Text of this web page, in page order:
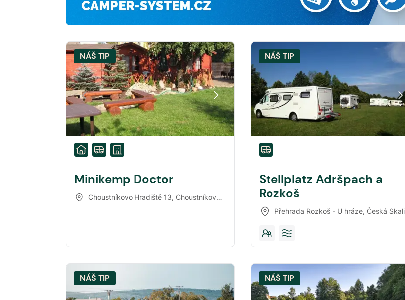
NÁŠ TIP
Minikemp Doctor
Choustníkovo Hradiště 13, Choustníkovo Hradiště
NÁŠ TIP
Stellplatz Adršpach a
Rozkoš
Přehrada Rozkoš - U hráze, Česká Skalice
NÁŠ TIP NÁŠ TIP